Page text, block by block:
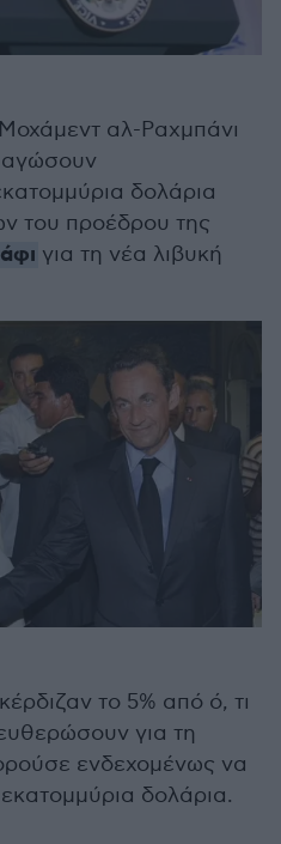
αλ-Ραχμπάνι
δολάρια
του προέδρου της
για τη νέα λιβυκή
το 5% από ό, τι
για τη
ενδεχομένως να
δολάρια.